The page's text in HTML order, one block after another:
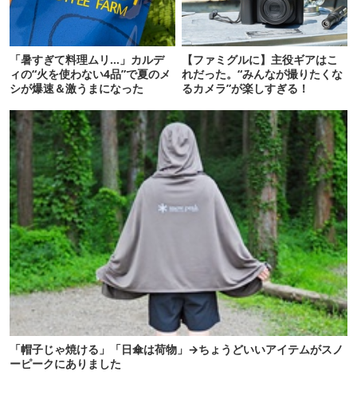
「暑すぎて料理ムリ…」カルデ
ィの“火を使わない4品”で夏のメ
シが爆速＆激うまになった
【ファミグルに】主役ギアはこ
れだった。“みんなが撮りたくな
るカメラ”が楽しすぎる！
「帽子じゃ焼ける」「日傘は荷物」→ちょうどいいアイテムがスノ
ーピークにありました